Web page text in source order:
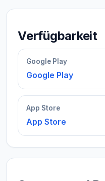
Verfügbarkeit
Google Play
Google Play
App Store
App Store